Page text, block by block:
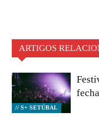
ARTIGOS
// S+ SETÚBAL